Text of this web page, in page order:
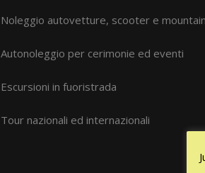
Noleggio autovetture, scooter e
Autonoleggio per cerimonie ed eventi
Escursioni in fuoristrada
Tour nazionali ed internazionali